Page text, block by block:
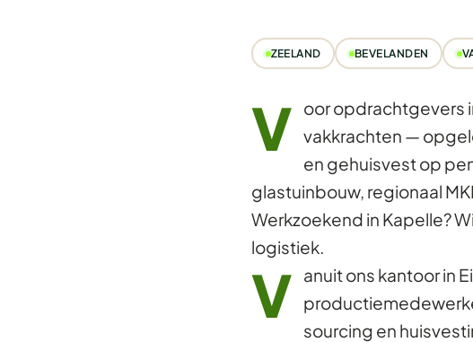
ZEELAND BEVELANDEN
V oor opdrachtgevers
vakkrachten —
en gehuisvest op
glastuinbouw, regionaal
Werkzoekend in Kapelle?
logistiek.
V anuit ons kantoor in
sourcing en